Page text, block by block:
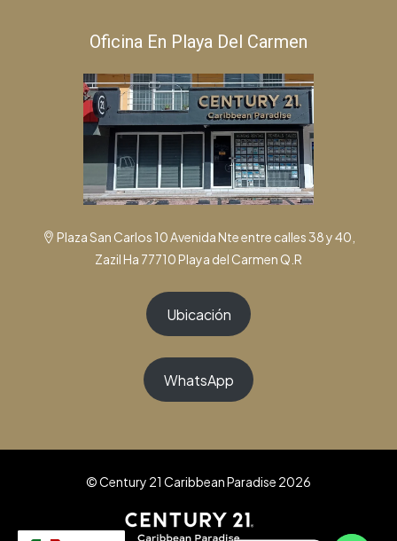
Oficina En Playa Del Carmen
Plaza San Carlos 10 Avenida Nte entre calles 38 y 40,
Zazil Ha 77710 Playa del Carmen Q.R
Ubicación
WhatsApp
© Century 21 Caribbean Paradise 2026